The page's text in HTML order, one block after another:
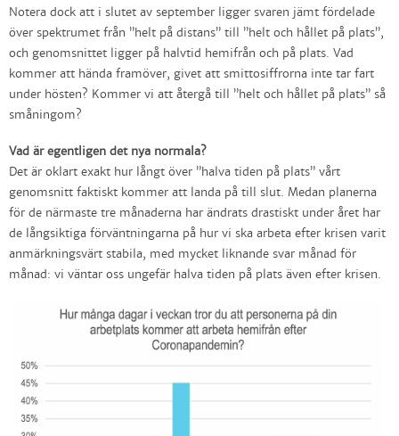
Notera dock att i slutet av september ligger svaren jämt fördelade
över spektrumet från ”helt på distans” till ”helt och hållet på plats”,
och genomsnittet ligger på halvtid hemifrån och på plats. Vad
kommer att hända framöver, givet att smittosiffrorna inte tar fart
under hösten? Kommer vi att återgå till ”helt och hållet på plats” så
småningom?
Vad är egentligen det nya normala?
Det är oklart exakt hur långt över ”halva tiden på plats” vårt
genomsnitt faktiskt kommer att landa på till slut. Medan planerna
för de närmaste tre månaderna har ändrats drastiskt under året har
de långsiktiga förväntningarna på hur vi ska arbeta efter krisen varit
anmärkningsvärt stabila, med mycket liknande svar månad för
månad: vi väntar oss ungefär halva tiden på plats även efter krisen.